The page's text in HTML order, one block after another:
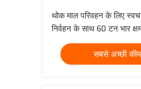
थोक माल परिवहन के लिए
निर्वहन के साथ 60 टन भार
सबसे अच्छी